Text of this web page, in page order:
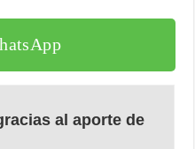
al aporte de